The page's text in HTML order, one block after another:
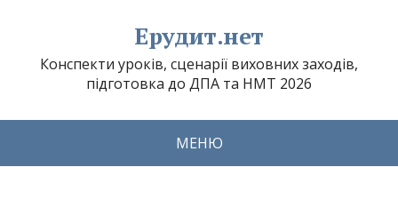
Ерудит.нет
Конспекти уроків, сценарії виховних заходів,
підготовка до ДПА та НМТ 2026
МЕНЮ